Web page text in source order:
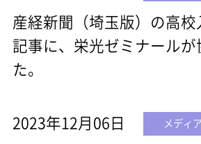
産経新聞（埼玉版）の高校
記事に、栄光ゼミナールが
た。
2023年12月06日 メディ